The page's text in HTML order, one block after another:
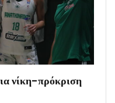
νίκη-πρόκριση